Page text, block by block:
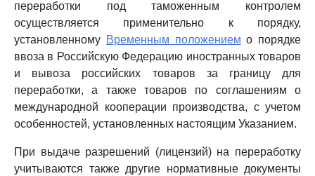
переработки под таможенным контролем
осуществляется применительно к порядку,
установленному Временным положением о порядке
ввоза в Российскую Федерацию иностранных товаров
и вывоза российских товаров за границу для
переработки, а также товаров по соглашениям о
международной кооперации производства, с учетом
особенностей, установленных настоящим Указанием.
При выдаче разрешений (лицензий) на переработку
учитываются также другие нормативные документы